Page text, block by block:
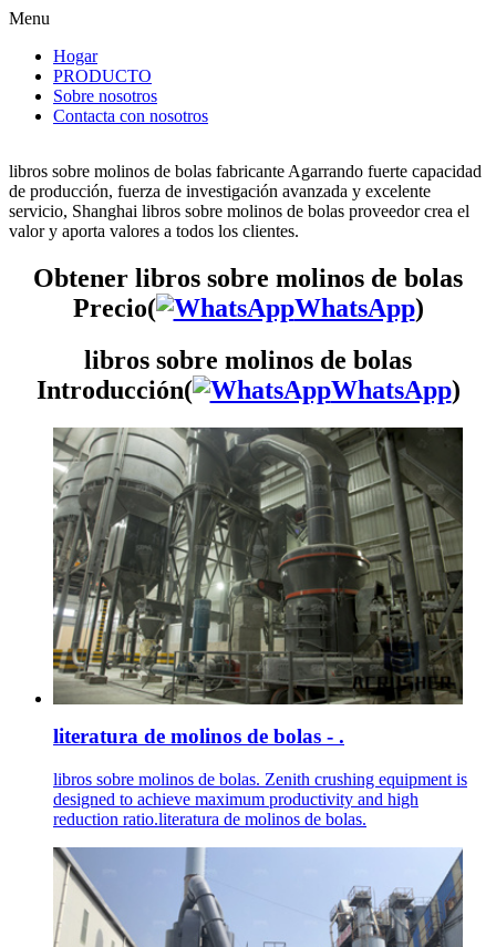
Menu
Hogar
PRODUCTO
Sobre nosotros
Contacta con nosotros
libros sobre molinos de bolas fabricante Agarrando fuerte capacidad
de producción, fuerza de investigación avanzada y excelente
servicio, Shanghai libros sobre molinos de bolas proveedor crea el
valor y aporta valores a todos los clientes.
Obtener libros sobre molinos de bolas
Precio(
WhatsApp)
libros sobre molinos de bolas
Introducción(
WhatsApp)
literatura de molinos de bolas - .
libros sobre molinos de bolas. Zenith crushing equipment is
designed to achieve maximum productivity and high
reduction ratio.literatura de molinos de bolas.